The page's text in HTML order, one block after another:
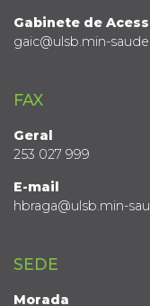
Gabinete de
gaic@ulsb.min-
FAX
Geral
253 027 999
E-mail
hbraga@ulsb.min-
SEDE
Morada